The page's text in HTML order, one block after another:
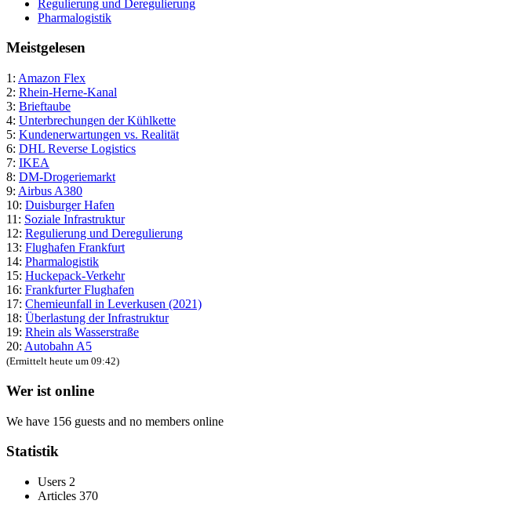
Regulierung und Deregulierung
Pharmalogistik
Meistgelesen
1: Amazon Flex
2: Rhein-Herne-Kanal
3: Brieftaube
4: Unterbrechungen der Kühlkette
5: Kundenerwartungen vs. Realität
6: DHL Reverse Logistics
7: IKEA
8: DM-Drogeriemarkt
9: Airbus A380
10: Duisburger Hafen
11: Soziale Infrastruktur
12: Regulierung und Deregulierung
13: Flughafen Frankfurt
14: Pharmalogistik
15: Huckepack-Verkehr
16: Frankfurter Flughafen
17: Chemieunfall in Leverkusen (2021)
18: Überlastung der Infrastruktur
19: Rhein als Wasserstraße
20: Autobahn A5
(Ermittelt heute um 09:42)
Wer ist online
We have 156 guests and no members online
Statistik
Users 2
Articles 370